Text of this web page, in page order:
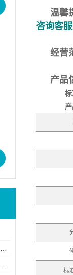
温馨
咨询客
经营
产品
标